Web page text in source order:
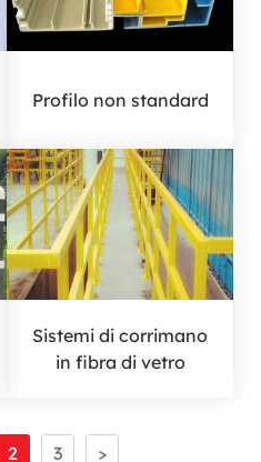
Profilo non standard
Sistemi di corrimano
in fibra di vetro
2 3 >